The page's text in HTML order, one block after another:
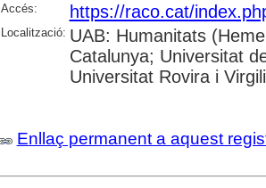
Accés: https://raco.cat/
Localització: UAB: Humanitats
Catalunya; Universitat
Universitat Rovira i Virgili
Enllaç permanent a aquest